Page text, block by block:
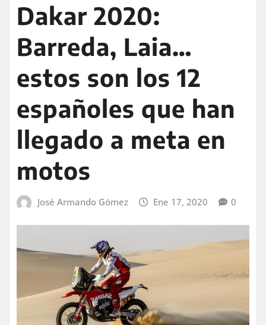
Dakar 2020:
Barreda, Laia…
estos son los 12
españoles que han
llegado a meta en
motos
José Armando Gómez Ene 17, 2020 0